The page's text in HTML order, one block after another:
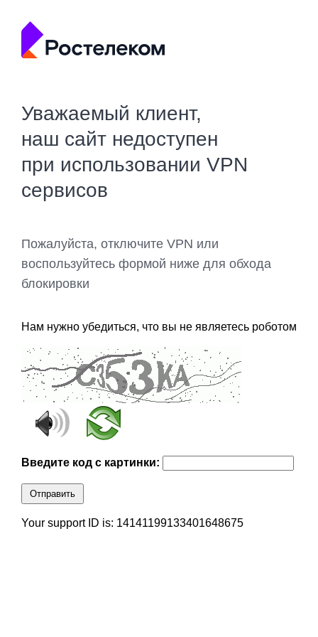
Уважаемый клиент,
наш сайт недоступен
при использовании VPN
сервисов
Пожалуйста, отключите VPN или
воспользуйтесь формой ниже для обхода
блокировки
Нам нужно убедиться, что вы не являетесь роботом
Введите код с картинки:
Отправить
Your support ID is: 14141199133401648675